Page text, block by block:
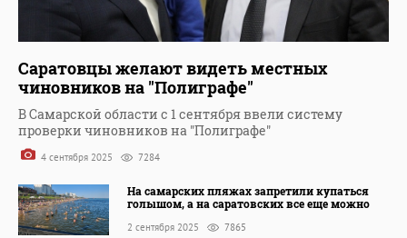
Саратовцы желают видеть местных
чиновников на "Полиграфе"
В Самарской области с 1 сентября ввели систему
проверки чиновников на "Полиграфе"
4 сентября 2025 7284
На самарских пляжах запретили купаться
голышом, а на саратовских все еще можно
2 сентября 2025 7865